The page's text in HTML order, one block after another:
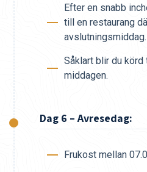
Efter en snabb
till en restaurang
avslutningsmiddag.
Såklart blir du
middagen.
Dag 6 – Avresedag:
Frukost mellan